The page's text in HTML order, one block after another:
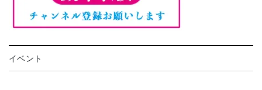
イベント